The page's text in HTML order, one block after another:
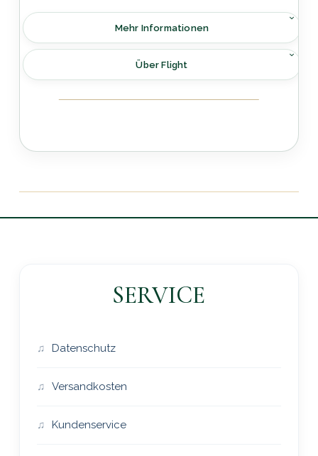
Mehr Informationen
Über Flight
SERVICE
Datenschutz
Versandkosten
Kundenservice